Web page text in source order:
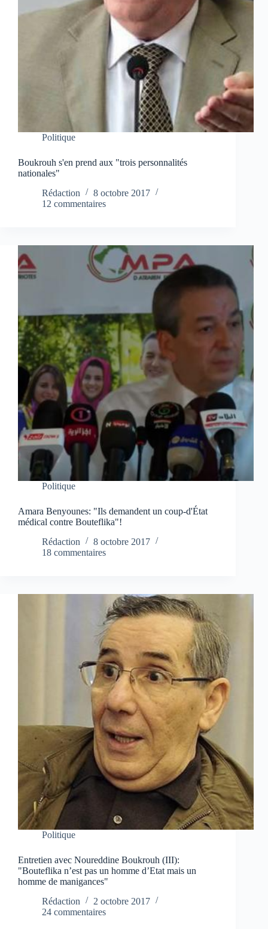
Politique
Boukrouh s'en prend aux "trois personnalités
nationales"
Rédaction
8 octobre 2017
12 commentaires
Politique
Amara Benyounes: "Ils demandent un coup-d'État
médical contre Bouteflika"!
Rédaction
8 octobre 2017
18 commentaires
Politique
Entretien avec Noureddine Boukrouh (III):
"Bouteflika n’est pas un homme d’Etat mais un
homme de manigances"
Rédaction
2 octobre 2017
24 commentaires